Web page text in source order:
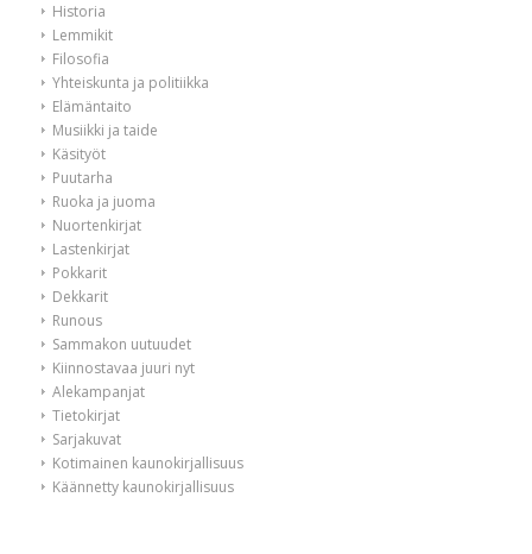
Historia
Lemmikit
Filosofia
Yhteiskunta ja politiikka
Elämäntaito
Musiikki ja taide
Käsityöt
Puutarha
Ruoka ja juoma
Nuortenkirjat
Lastenkirjat
Pokkarit
Dekkarit
Runous
Sammakon uutuudet
Kiinnostavaa juuri nyt
Alekampanjat
Tietokirjat
Sarjakuvat
Kotimainen kaunokirjallisuus
Käännetty kaunokirjallisuus